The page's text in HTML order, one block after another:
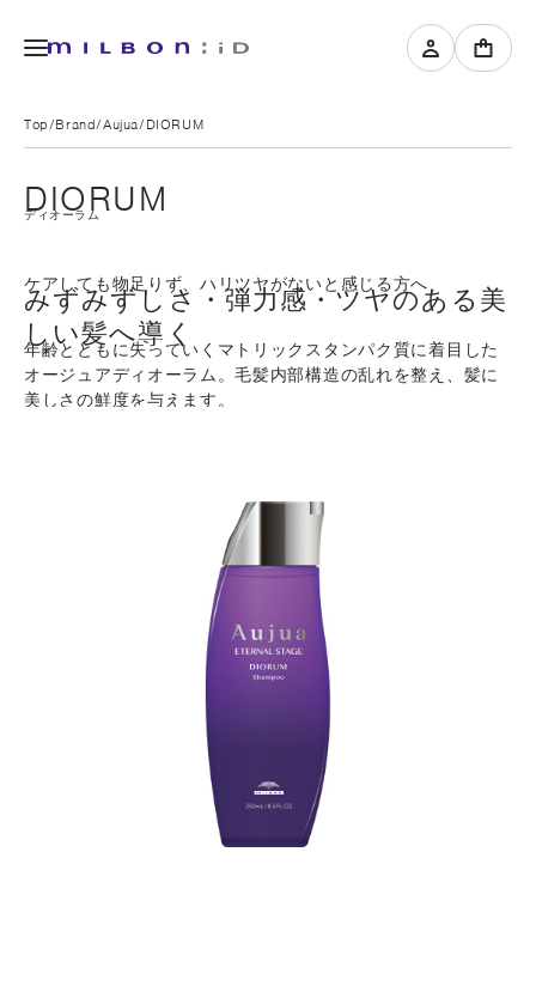
Top Brand Aujua DIORUM
DIORUM
ディオーラム
ケアしても物足りず、ハリツヤがないと感じる方へ
みずみずしさ・弾力感・ツヤのある美
しい髪へ導く
年齢とともに失っていくマトリックスタンパク質に着目した
オージュアディオーラム。毛髪内部構造の乱れを整え、髪に
美しさの鮮度を与えます。